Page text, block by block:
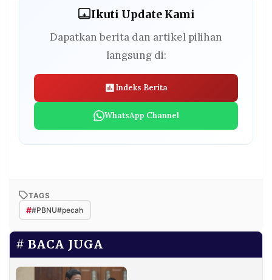
Ikuti Update Kami
Dapatkan berita dan artikel pilihan
langsung di:
Indeks Berita
WhatsApp Channel
TAGS
##PBNU#pecah
BACA JUGA